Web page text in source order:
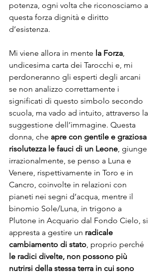
potenza, ogni volta che riconosciamo a
questa forza dignità e diritto
d’esistenza.
Mi viene allora in mente la Forza,
undicesima carta dei Tarocchi e, mi
perdoneranno gli esperti degli arcani
se non analizzo correttamente i
significati di questo simbolo secondo
scuola, ma vado ad intuito, attraverso la
suggestione dell’immagine. Questa
donna, che apre con gentile e graziosa
risolutezza le fauci di un Leone, giunge
irrazionalmente, se penso a Luna e
Venere, rispettivamente in Toro e in
Cancro, coinvolte in relazioni con
pianeti nei segni d’acqua, mentre il
binomio Sole/Luna, in trigono a
Plutone in Acquario dal Fondo Cielo, si
appresta a gestire un radicale
cambiamento di stato, proprio perché
le radici divelte, non possono più
nutrirsi della stessa terra in cui sono